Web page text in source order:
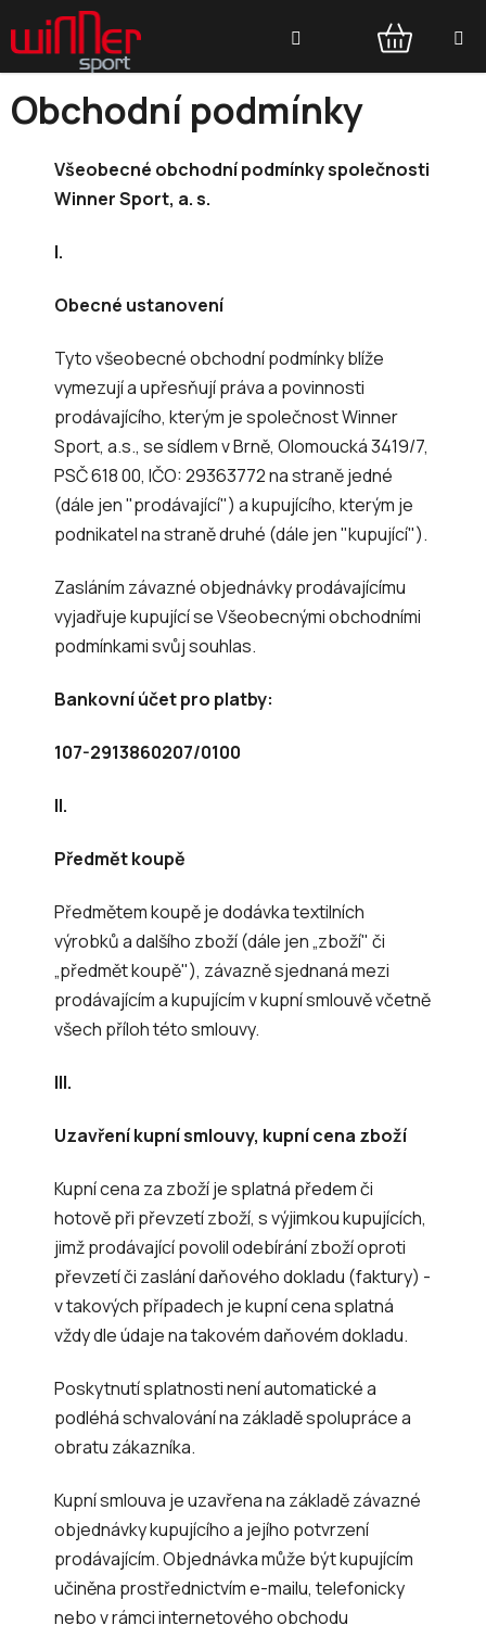
na
obsah
NÁKUPNÍ
Obchodní podmínky
Všeobecné obchodní podmínky společnosti
Winner Sport, a. s.
I.
Obecné ustanovení
Tyto všeobecné obchodní podmínky blíže
vymezují a upřesňují práva a povinnosti
prodávajícího, kterým je společnost Winner
Sport, a.s., se sídlem v Brně, Olomoucká 3419/7,
PSČ 618 00, IČO: 29363772 na straně jedné
(dále jen "prodávající") a kupujícího, kterým je
podnikatel na straně druhé (dále jen "kupující").
Zasláním závazné objednávky prodávajícímu
vyjadřuje kupující se Všeobecnými obchodními
podmínkami svůj souhlas.
Bankovní účet pro platby:
107-2913860207/0100
II.
Předmět koupě
Předmětem koupě je dodávka textilních
výrobků a dalšího zboží (dále jen „zboží" či
„předmět koupě"), závazně sjednaná mezi
prodávajícím a kupujícím v kupní smlouvě včetně
všech příloh této smlouvy.
III.
Uzavření kupní smlouvy, kupní cena zboží
Kupní cena za zboží je splatná předem či
hotově při převzetí zboží, s výjimkou kupujících,
jimž prodávající povolil odebírání zboží oproti
převzetí či zaslání daňového dokladu (faktury) -
v takových případech je kupní cena splatná
vždy dle údaje na takovém daňovém dokladu.
Poskytnutí splatnosti není automatické a
podléhá schvalování na základě spolupráce a
obratu zákazníka.
Kupní smlouva je uzavřena na základě závazné
objednávky kupujícího a jejího potvrzení
prodávajícím. Objednávka může být kupujícím
učiněna prostřednictvím e-mailu, telefonicky
nebo v rámci internetového obchodu